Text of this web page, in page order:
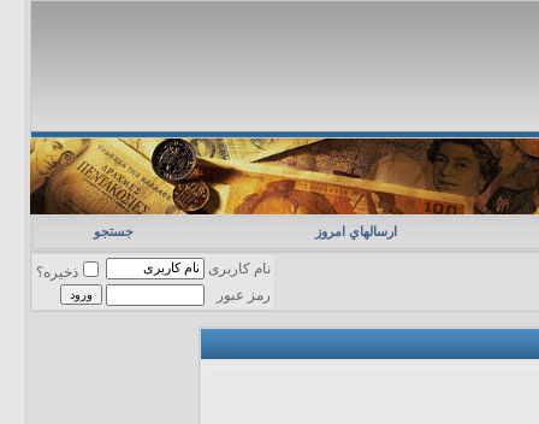
ارسالهاي امروز جستجو
نام کاربری
ذخیره؟
رمز عبور